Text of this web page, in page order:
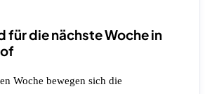
für die nächste Woche in
Woche bewegen sich die